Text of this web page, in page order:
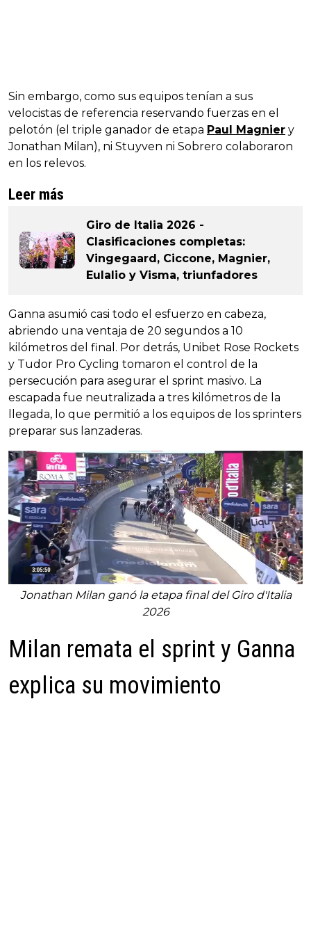
Sin embargo, como sus equipos tenían a sus
velocistas de referencia reservando fuerzas en el
pelotón (el triple ganador de etapa Paul Magnier y
Jonathan Milan), ni Stuyven ni Sobrero colaboraron
en los relevos.
Leer más
Giro de Italia 2026 -
Clasificaciones completas:
Vingegaard, Ciccone, Magnier,
Eulalio y Visma, triunfadores
Ganna asumió casi todo el esfuerzo en cabeza,
abriendo una ventaja de 20 segundos a 10
kilómetros del final. Por detrás, Unibet Rose Rockets
y Tudor Pro Cycling tomaron el control de la
persecución para asegurar el sprint masivo. La
escapada fue neutralizada a tres kilómetros de la
llegada, lo que permitió a los equipos de los sprinters
preparar sus lanzaderas.
Jonathan Milan ganó la etapa final del Giro d'Italia
2026
Milan remata el sprint y Ganna
explica su movimiento